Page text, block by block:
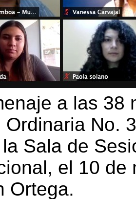
a las 38
Ordinaria No.
Sala de
el 10 de
Ortega.